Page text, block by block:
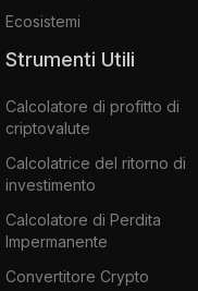
Ecosistemi
Strumenti Utili
Calcolatore di profitto di
criptovalute
Calcolatrice del ritorno di
investimento
Calcolatore di Perdita
Impermanente
Convertitore Crypto